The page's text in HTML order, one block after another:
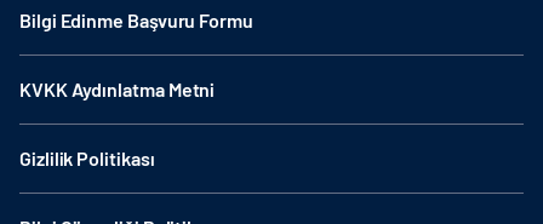
Bilgi Edinme Başvuru Formu
KVKK Aydınlatma Metni
Gizlilik Politikası